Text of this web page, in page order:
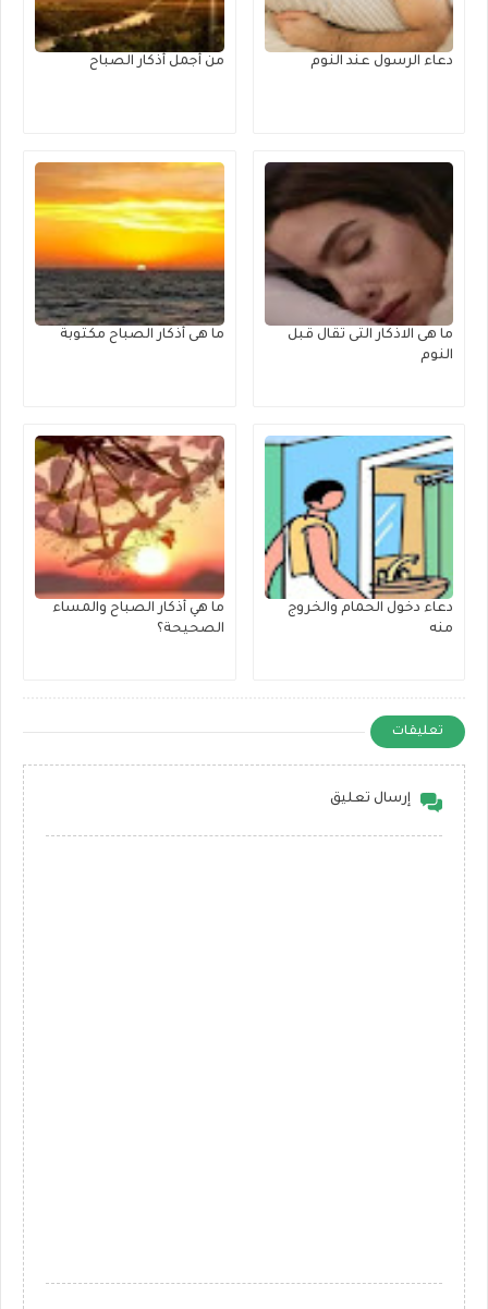
دعاء الرسول عند النوم من أجمل أذكار الصباح
ما هى الاذكار التى تقال قبل
النوم
ما هى أذكار الصباح مكتوبة
دعاء دخول الحمام والخروج
منه
ما هي أذكار الصباح والمساء
الصحيحة؟
تعليقات
إرسال تعليق